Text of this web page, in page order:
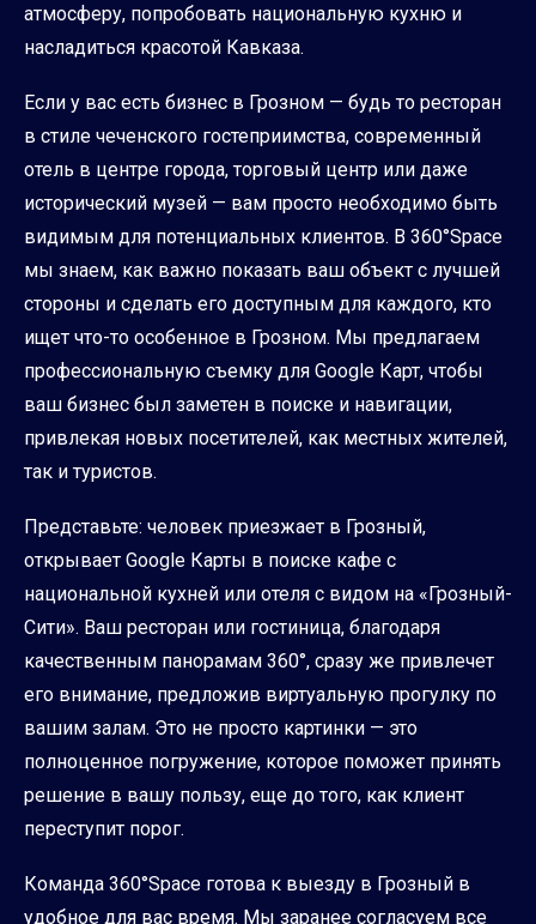
атмосферу, попробовать национальную кухню и
насладиться красотой Кавказа.
Если у вас есть бизнес в Грозном — будь то ресторан
в стиле чеченского гостеприимства, современный
отель в центре города, торговый центр или даже
исторический музей — вам просто необходимо быть
видимым для потенциальных клиентов. В 360°Space
мы знаем, как важно показать ваш объект с лучшей
стороны и сделать его доступным для каждого, кто
ищет что-то особенное в Грозном. Мы предлагаем
профессиональную съемку для Google Карт, чтобы
ваш бизнес был заметен в поиске и навигации,
привлекая новых посетителей, как местных жителей,
так и туристов.
Представьте: человек приезжает в Грозный,
открывает Google Карты в поиске кафе с
национальной кухней или отеля с видом на «Грозный-
Сити». Ваш ресторан или гостиница, благодаря
качественным панорамам 360°, сразу же привлечет
его внимание, предложив виртуальную прогулку по
вашим залам. Это не просто картинки — это
полноценное погружение, которое поможет принять
решение в вашу пользу, еще до того, как клиент
переступит порог.
Команда 360°Space готова к выезду в Грозный в
удобное для вас время. Мы заранее согласуем все